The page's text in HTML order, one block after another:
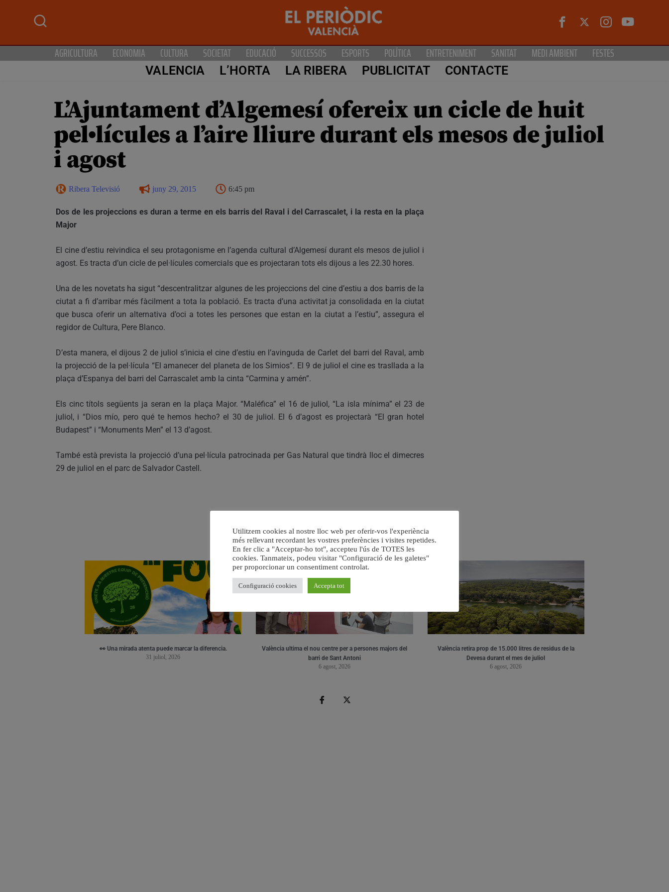
AGRICULTURA ECONOMIA CULTURA SOCIETAT EDUCACIÓ SUCCESSOS ESPORTS POLÍTICA ENTRETENIMENT SANITAT MEDI AMBIENT FESTES
VALENCIA L’HORTA LA RIBERA PUBLICITAT CONTACTE
L’Ajuntament d’Algemesí ofereix un cicle de huit
pel•lícules a l’aire lliure durant els mesos de juliol
i agost
Ribera Televisió juny 29, 2015 6:45 pm
Dos de les projeccions es duran a terme en els barris del Raval i del Carrascalet, i la resta en la plaça
Major
El cine d’estiu reivindica el seu protagonisme en l’agenda cultural d’Algemesí durant els mesos de juliol i
agost. Es tracta d’un cicle de pel·lícules comercials que es projectaran tots els dijous a les 22.30 hores.
Una de les novetats ha sigut “descentralitzar algunes de les projeccions del cine d’estiu a dos barris de la
ciutat a fi d’arribar més fàcilment a tota la població. Es tracta d’una activitat ja consolidada en la ciutat
que busca oferir un alternativa d’oci a totes les persones que estan en la ciutat a l’estiu”, assegura el
regidor de Cultura, Pere Blanco.
D’esta manera, el dijous 2 de juliol s’inicia el cine d’estiu en l’avinguda de Carlet del barri del Raval, amb
la projecció de la pel·lícula “El amanecer del planeta de los Simios”. El 9 de juliol el cine es trasllada a la
plaça d’Espanya del barri del Carrascalet amb la cinta “Carmina y amén”.
Els cinc títols següents ja seran en la plaça Major. “Maléfica” el 16 de juliol, “La isla mínima” el 23 de
juliol, i “Dios mío, pero qué te hemos hecho? el 30 de juliol. El 6 d’agost es projectarà “El gran hotel
Budapest” i “Monuments Men” el 13 d’agost.
També està prevista la projecció d’una pel·lícula patrocinada per Gas Natural que tindrà lloc el dimecres
29 de juliol en el parc de Salvador Castell.
RELACIONAT
👀 Una mirada atenta puede marcar la diferencia.
31 juliol, 2026
València ultima el nou centre per a persones majors del
barri de Sant Antoni
6 agost, 2026
València retira prop de 15.000 litres de residus de la
Devesa durant el mes de juliol
6 agost, 2026
Utilitzem cookies al nostre lloc web per oferir-vos l'experiència
més rellevant recordant les vostres preferències i visites repetides.
En fer clic a "Acceptar-ho tot", accepteu l'ús de TOTES les
cookies. Tanmateix, podeu visitar "Configuració de les galetes"
per proporcionar un consentiment controlat.
Configuració cookies Accepta tot